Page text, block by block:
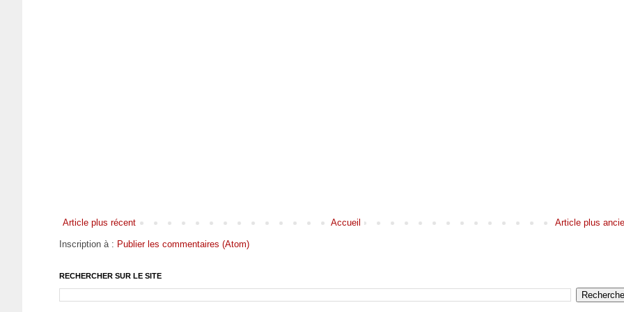
Article plus récent Article plus
Accueil
Inscription à : Publier les commentaires (Atom)
RECHERCHER SUR LE SITE